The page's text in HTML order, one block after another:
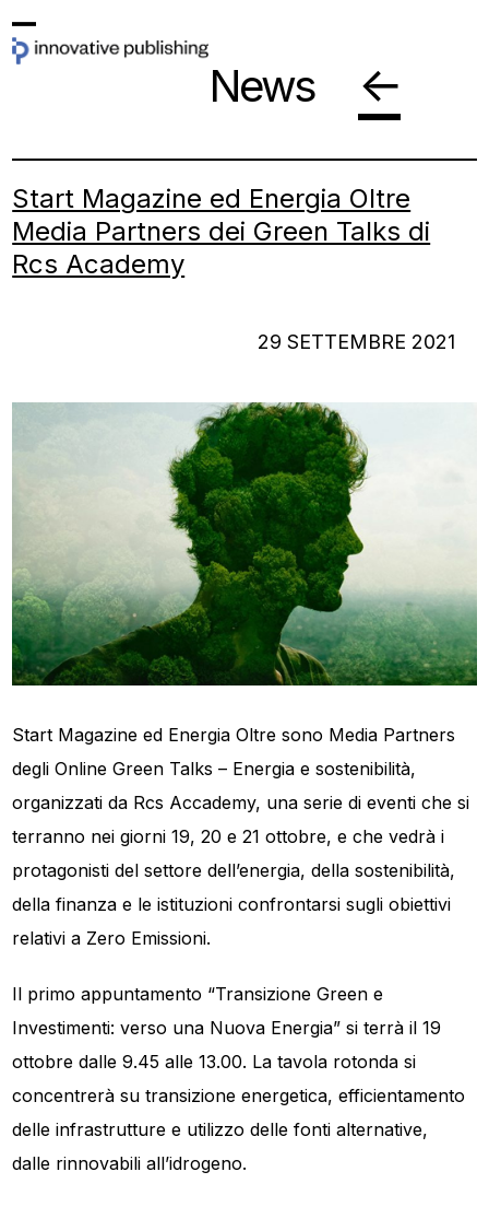
toOpen
Close
News ←
Start Magazine ed Energia Oltre
Media Partners dei Green Talks di
Rcs Academy
29 SETTEMBRE 2021
Start Magazine ed Energia Oltre sono Media Partners
degli Online Green Talks – Energia e sostenibilità,
organizzati da Rcs Accademy, una serie di eventi che si
terranno nei giorni 19, 20 e 21 ottobre, e che vedrà i
protagonisti del settore dell’energia, della sostenibilità,
della finanza e le istituzioni confrontarsi sugli obiettivi
relativi a Zero Emissioni.
Il primo appuntamento “Transizione Green e
Investimenti: verso una Nuova Energia” si terrà il 19
ottobre dalle 9.45 alle 13.00. La tavola rotonda si
concentrerà su transizione energetica, efficientamento
delle infrastrutture e utilizzo delle fonti alternative,
dalle rinnovabili all’idrogeno.